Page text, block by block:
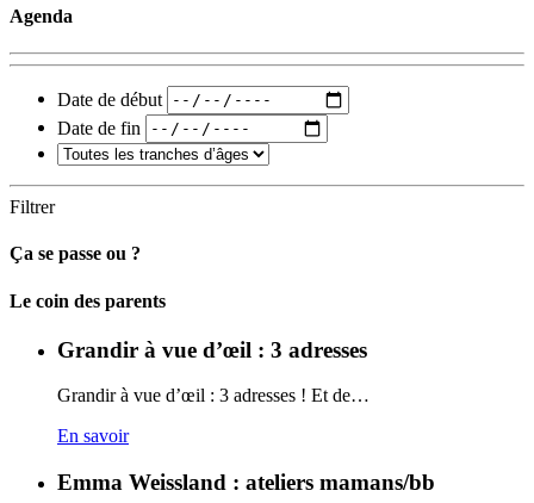
Agenda
Date de début
Date de fin
Filtrer
Ça se passe ou ?
Carto
Le coin des parents
Grandir à vue d’œil : 3 adresses
Grandir à vue d’œil : 3 adresses ! Et de…
En savoir
Emma Weissland : ateliers mamans/bb